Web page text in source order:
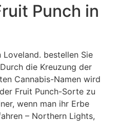
Punch in
Loveland. bestellen Sie
die Kreuzung der
Cannabis-Namen wird
Fruit Punch-Sorte zu
wenn man ihr Erbe
– Northern Lights,